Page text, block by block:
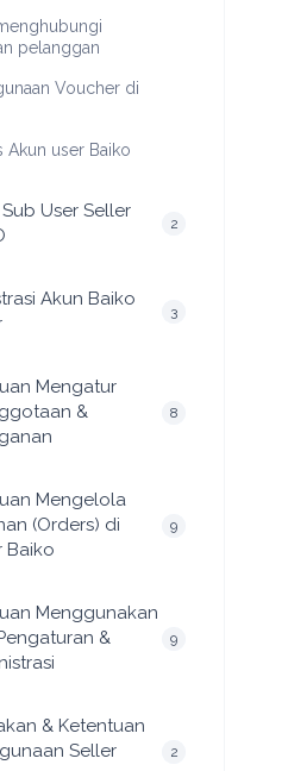
pelanggan
Voucher di
Akun user Baiko
User Seller
2
Akun Baiko
3
Mengatur
&
8
Mengelola
(Orders) di
Baiko
9
Menggunakan
&
9
& Ketentuan
Seller
2